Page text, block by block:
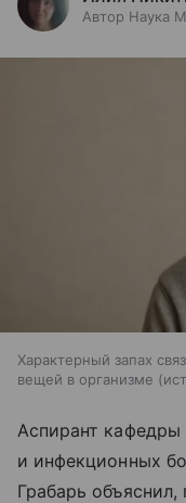
Автор Наука
Характерный запах
вещей в организме
Аспирант
и инфекционных
Грабарь